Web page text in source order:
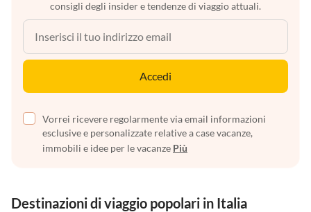
consigli degli insider e tendenze di viaggio attuali.
Accedi
Vorrei ricevere regolarmente via email informazioni
esclusive e personalizzate relative a case vacanze,
immobili e idee per le vacanze Più
Destinazioni di viaggio popolari in Italia